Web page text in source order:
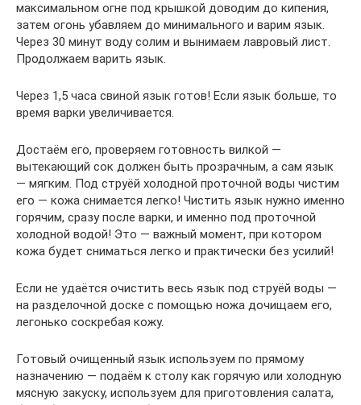
максимальном огне под крышкой доводим до кипения,
затем огонь убавляем до минимального и варим язык.
Через 30 минут воду солим и вынимаем лавровый лист.
Продолжаем варить язык.
Через 1,5 часа свиной язык готов! Если язык больше, то
время варки увеличивается.
Достаём его, проверяем готовность вилкой —
вытекающий сок должен быть прозрачным, а сам язык
— мягким. Под струёй холодной проточной воды чистим
его — кожа снимается легко! Чистить язык нужно именно
горячим, сразу после варки, и именно под проточной
холодной водой! Это — важный момент, при котором
кожа будет сниматься легко и практически без усилий!
Если не удаётся очистить весь язык под струёй воды —
на разделочной доске с помощью ножа дочищаем его,
легонько соскребая кожу.
Готовый очищенный язык используем по прямому
назначению — подаём к столу как горячую или холодную
мясную закуску, используем для приготовления салата,